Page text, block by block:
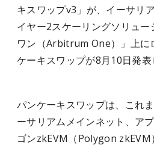
キスワップv3」が、イーサリ
イヤー2スケーリングソリュ
ワン（Arbitrum One）」上に
ケーキスワップが8月10日発表
パンケーキスワップは、これ
ーサリアムメインネット、ア
ゴンzkEVM（Polygon zkEVM